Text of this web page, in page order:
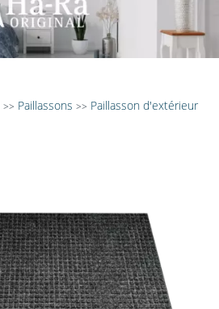
>> Paillassons >> Paillasson d'extérieur